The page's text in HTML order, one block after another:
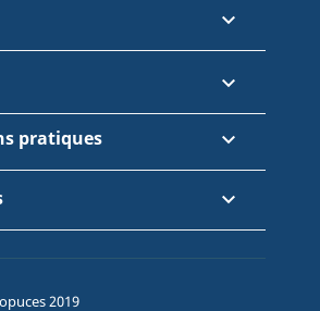


pratiques 

2019